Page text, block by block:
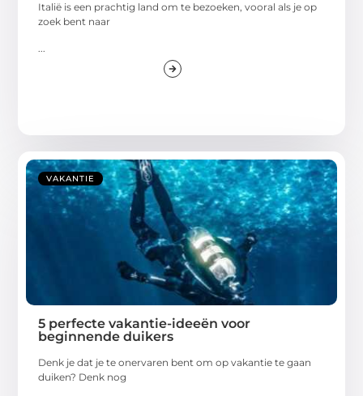
Italië is een prachtig land om te bezoeken, vooral als je op
zoek bent naar
VAKANTIE
5 perfecte vakantie-ideeën voor
beginnende duikers
Denk je dat je te onervaren bent om op vakantie te gaan
duiken? Denk nog